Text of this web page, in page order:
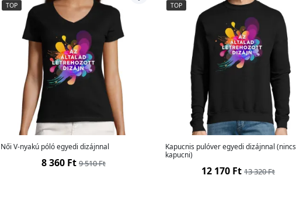
TOP
Női V-nyakú póló egyedi dizájnnal
8 360 Ft 9 510 Ft
TOP
Kapucnis pulóver egyedi dizájnnal (nincs
kapucni)
12 170 Ft 13 320 Ft